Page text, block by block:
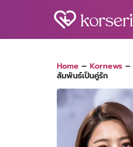
Home – Kornews –
สัมพันธ์เป็นคู่รัก